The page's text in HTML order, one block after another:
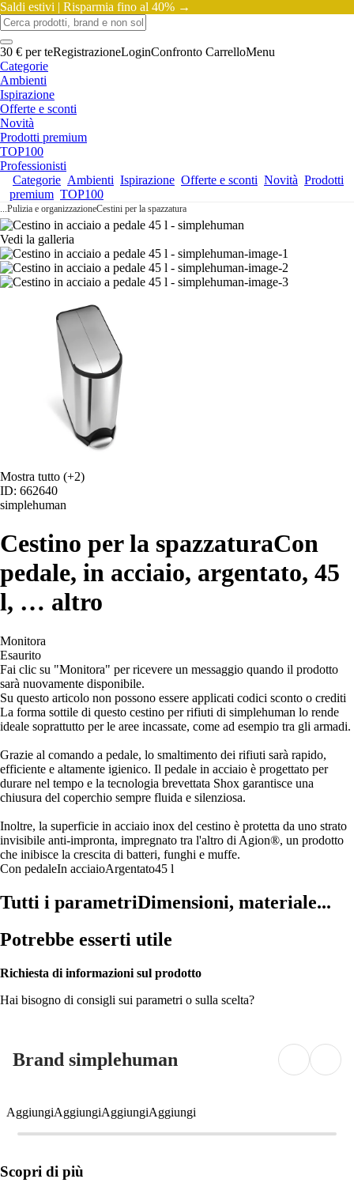
Saldi estivi | Risparmia fino al 40% →
30 € per teRegistrazioneLoginConfronto CarrelloMenu
Categorie
Ambienti
Ispirazione
Offerte e sconti
Novità
Prodotti premium
TOP100
Professionisti
Categorie Ambienti Ispirazione Offerte e sconti Novità Prodotti
premium TOP100
...Pulizia e organizzazioneCestini per la spazzatura
Vedi la galleria
Mostra tutto (+2)
ID: 662640
simplehuman
Cestino per la spazzaturaCon
pedale, in acciaio, argentato, 45
l, … altro
Monitora
Esaurito
Fai clic su "Monitora" per ricevere un messaggio quando il prodotto
sarà nuovamente disponibile.
Su questo articolo non possono essere applicati codici sconto o crediti
La forma sottile di questo cestino per rifiuti di simplehuman lo rende
ideale soprattutto per le aree incassate, come ad esempio tra gli armadi.
Grazie al comando a pedale, lo smaltimento dei rifiuti sarà rapido,
efficiente e altamente igienico. Il pedale in acciaio è progettato per
durare nel tempo e la tecnologia brevettata Shox garantisce una
chiusura del coperchio sempre fluida e silenziosa.
Inoltre, la superficie in acciaio inox del cestino è protetta da uno strato
invisibile anti-impronta, impregnato tra l'altro di Agion®️, un prodotto
che inibisce la crescita di batteri, funghi e muffe.
Con pedaleIn acciaioArgentato45 l
Tutti i parametriDimensioni, materiale...
Potrebbe esserti utile
Richiesta di informazioni sul prodotto
Hai bisogno di consigli sui parametri o sulla scelta?
Brand simplehuman
AggiungiAggiungiAggiungiAggiungi
Scopri di più